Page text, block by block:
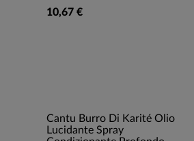
10,67 €
Cantu Burro Di Karité Olio
Lucidante Spray